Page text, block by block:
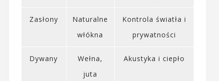
Zasłony
Naturalne
włókna
Kontrola światła i
prywatności
Dywany
Wełna,
juta
Akustyka i ciepło